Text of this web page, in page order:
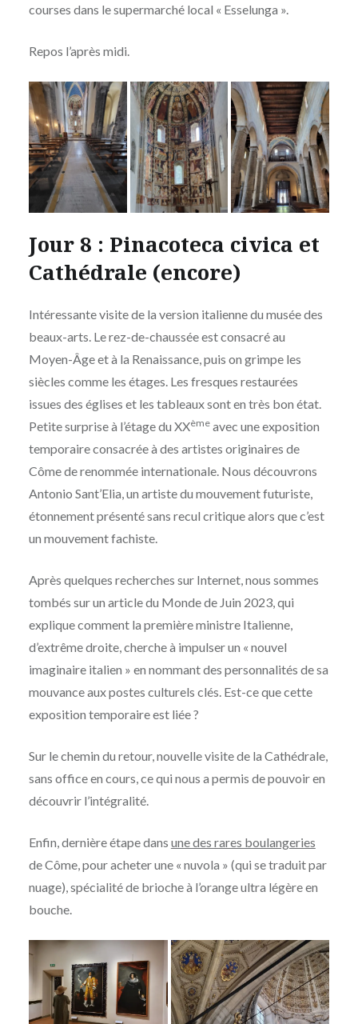
courses dans le supermarché local « Esselunga ».
Repos l’après midi.
Jour 8 : Pinacoteca civica et
Cathédrale (encore)
Intéressante visite de la version italienne du musée des
beaux-arts. Le rez-de-chaussée est consacré au
Moyen-Âge et à la Renaissance, puis on grimpe les
siècles comme les étages. Les fresques restaurées
issues des églises et les tableaux sont en très bon état.
Petite surprise à l’étage du XXèmeavec une exposition
temporaire consacrée à des artistes originaires de
Côme de renommée internationale. Nous découvrons
Antonio Sant’Elia, un artiste du mouvement futuriste,
étonnement présenté sans recul critique alors que c’est
un mouvement fachiste.
Après quelques recherches sur Internet, nous sommes
tombés sur un article du Monde de Juin 2023, qui
explique comment la première ministre Italienne,
d’extrême droite, cherche à impulser un « nouvel
imaginaire italien » en nommant des personnalités de sa
mouvance aux postes culturels clés. Est-ce que cette
exposition temporaire est liée ?
Sur le chemin du retour, nouvelle visite de la Cathédrale,
sans office en cours, ce qui nous a permis de pouvoir en
découvrir l’intégralité.
Enfin, dernière étape dans une des rares boulangeries
de Côme, pour acheter une « nuvola » (qui se traduit par
nuage), spécialité de brioche à l’orange ultra légère en
bouche.